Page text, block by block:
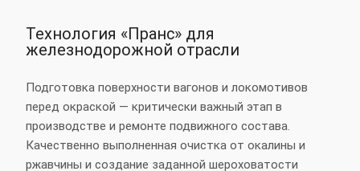
Технология «Пранс» для
железнодорожной отрасли
Подготовка поверхности вагонов и локомотивов
перед окраской — критически важный этап в
производстве и ремонте подвижного состава.
Качественно выполненная очистка от окалины и
ржавчины и создание заданной шероховатости